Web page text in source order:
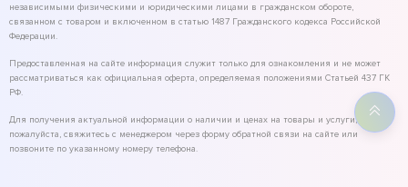
независимыми физическими и юридическими лицами в гражданском обороте,
связанном с товаром и включенном в статью 1487 Гражданского кодекса Российской
Федерации.
Предоставленная на сайте информация служит только для ознакомления и не может
рассматриваться как официальная оферта, определяемая положениями Статьей 437 ГК
РФ.
Для получения актуальной информации о наличии и ценах на товары и услуги,
пожалуйста, свяжитесь с менеджером через форму обратной связи на сайте или
позвоните по указанному номеру телефона.